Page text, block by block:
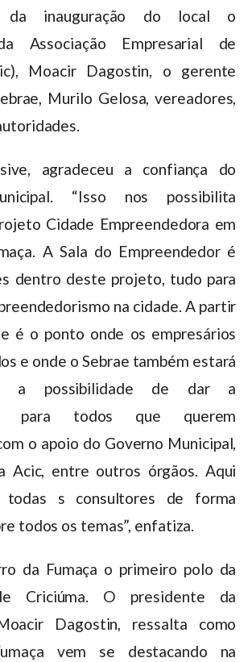
da inauguração do local o
Associação Empresarial de
Moacir Dagostin, o gerente
Murilo Gelosa, vereadores,
agradeceu a confiança do
“Isso nos possibilita
Cidade Empreendedora em
A Sala do Empreendedor é
dentro deste projeto, tudo para
na cidade. A partir
é o ponto onde os empresários
e onde o Sebrae também estará
a possibilidade de dar a
para todos que querem
o apoio do Governo Municipal,
Acic, entre outros órgãos. Aqui
todas s consultores de forma
todos os temas”, enfatiza.
da Fumaça o primeiro polo da
Criciúma. O presidente da
Dagostin, ressalta como
vem se destacando na